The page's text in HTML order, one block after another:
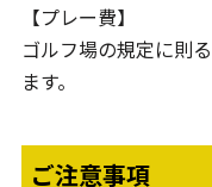
【プレー費】
ゴルフ場の規定に則
ます。
ご注意事項